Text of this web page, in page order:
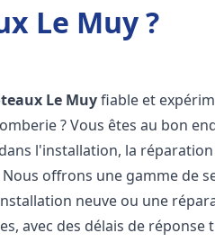
Le Muy ?
Le Muyfiable et
? Vous êtes au bon
l'installation, la
Nous offrons une gamme de
neuve ou une
avec des délais de réponse